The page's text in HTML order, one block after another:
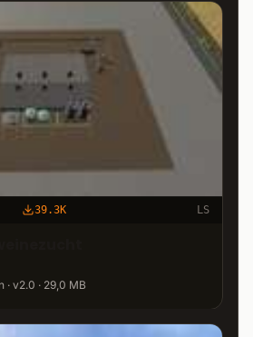
39.3K LS
v2.0 · 29,0 MB